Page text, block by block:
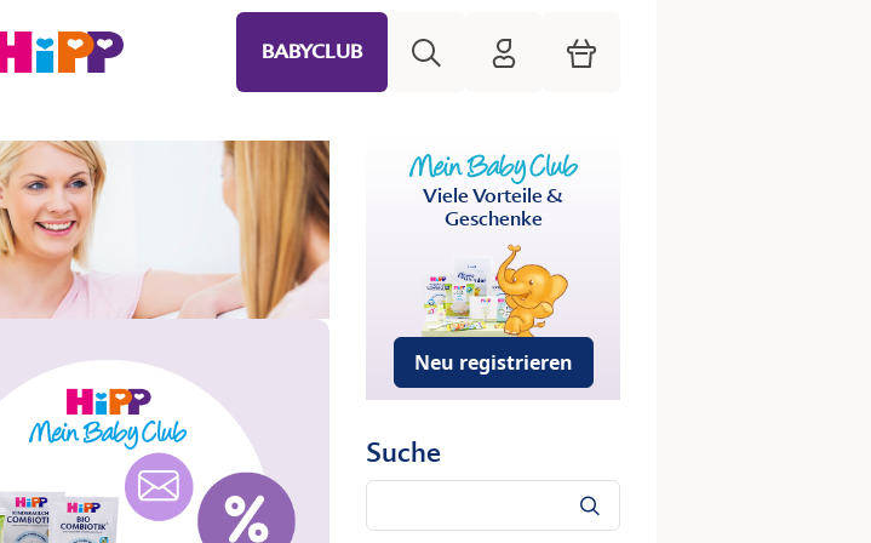
BABYCLUB HiPP Mein Babyclub
Warenkorb
Viele Vorteile &
Geschenke
Neu registrieren
Suche